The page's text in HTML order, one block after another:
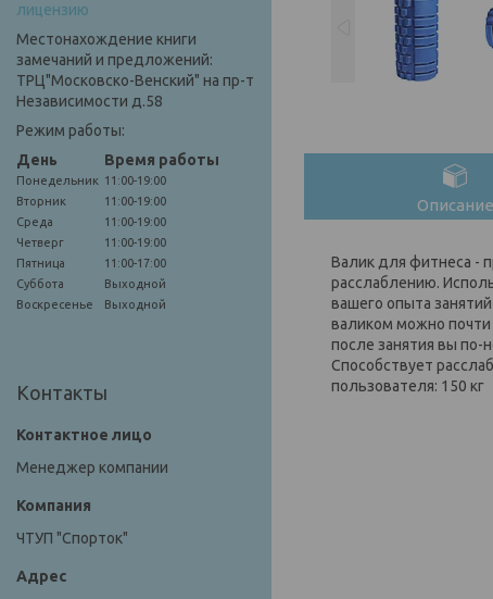
Описание
Валик для фитнеса -
расслаблению.
вашего опыта
валиком можно почти
после занятия вы по-
Способствует
пользователя: 150 кг
лицензию
Местонахождение книги
замечаний и предложений:
ТРЦ"Московско-Венский" на пр-т
Независимости д.58
Режим работы:
День
Время работы
Понедельник 11:00-19:00
Вторник
11:00-19:00
Среда
11:00-19:00
Четверг
11:00-19:00
Пятница
11:00-17:00
Суббота
Выходной
Воскресенье
Выходной
Контакты
Менеджер компании
ЧТУП "Спорток"